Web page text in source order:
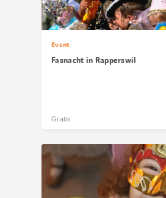
Event
Fasnacht in Rapperswil
Gratis